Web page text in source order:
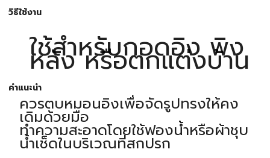
วิธีใช้งาน
ใช้สำหรับกอดอิง พิง
หลัง หรือตกแต่งบ้าน
คำแนะนำ
ควรตบหมอนอิงเพื่อจัดรูปทรงให้คง
เดิมด้วยมือ
ทำความสะอาดโดยใช้ฟองน้ำหรือผ้าชุบ
น้ำเช็ดในบริเวณที่สกปรก